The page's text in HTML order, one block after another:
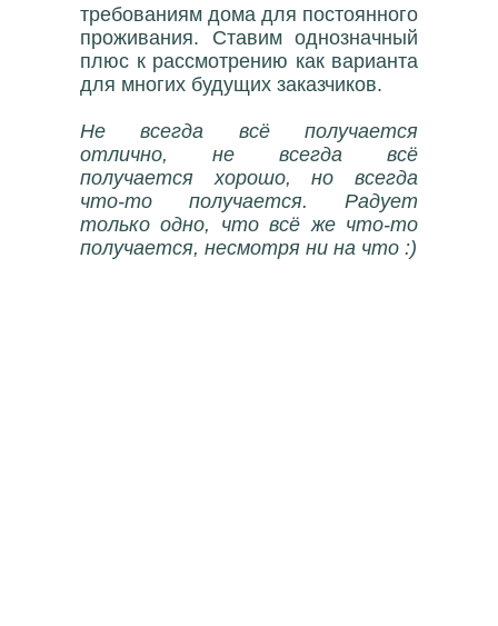
требованиям дома для постоянного
проживания. Ставим однозначный
плюс к рассмотрению как варианта
для многих будущих заказчиков.
Не всегда всё получается
отлично, не всегда всё
получается хорошо, но всегда
что-то получается. Радует
только одно, что всё же что-то
получается, несмотря ни на что :)